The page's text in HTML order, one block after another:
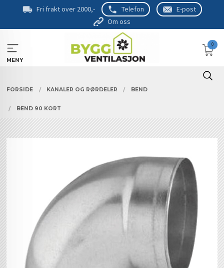
Fri frakt over 2000,- Telefon
E-post
Om oss
MENY
0
FORSIDE KANALER OG RØRDELER BEND
BEND 90 KORT